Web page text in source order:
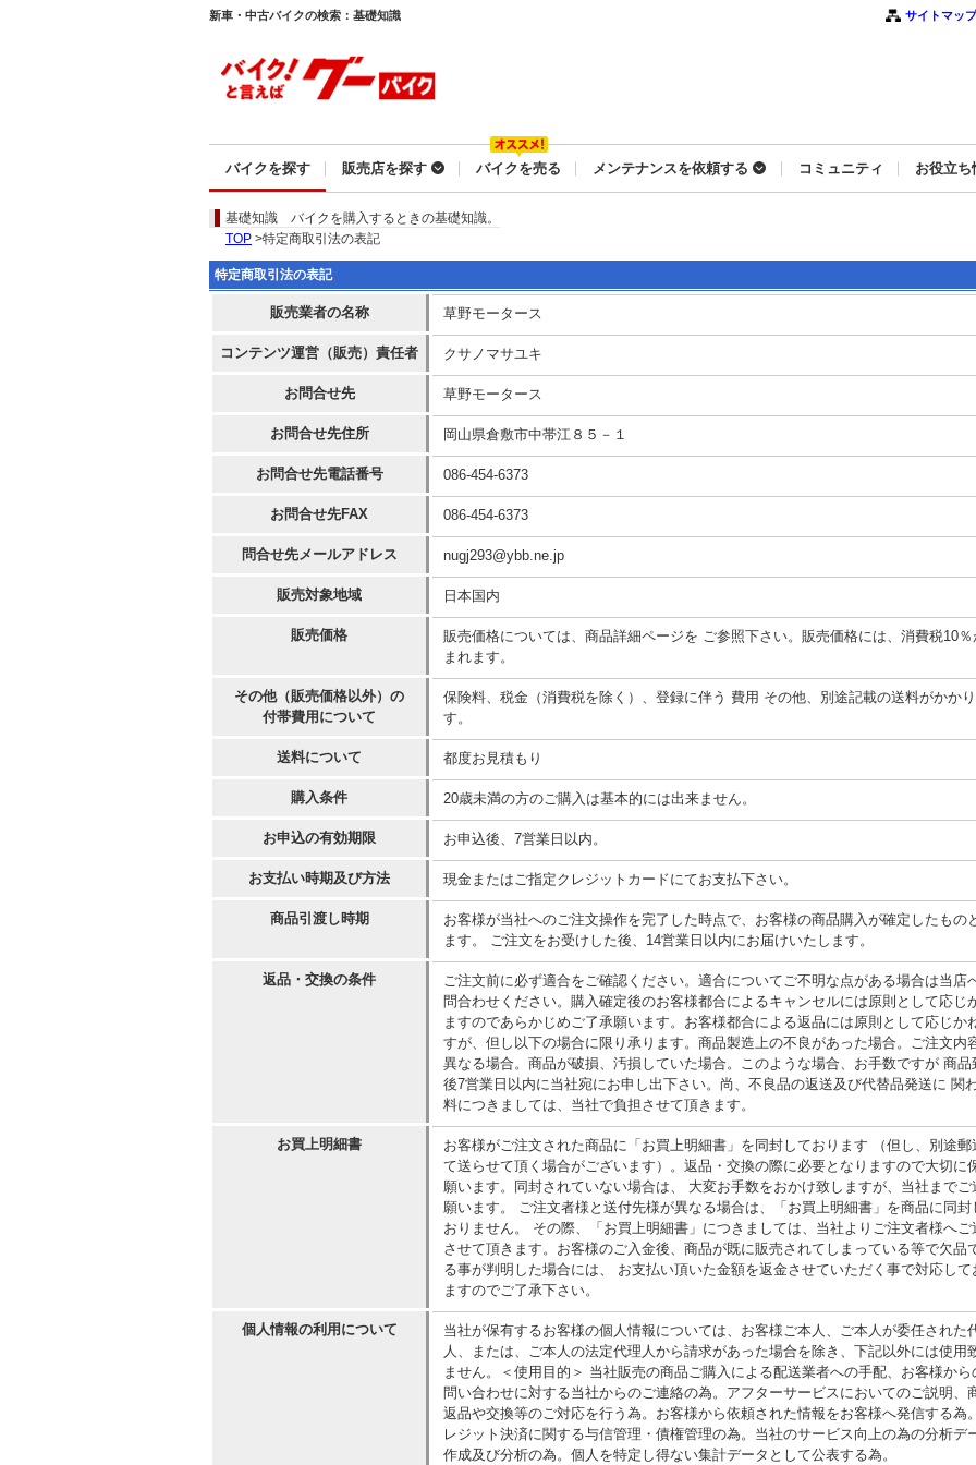
新車・中古バイクの検索：基礎知識 サイトマップ
バイクを探す 販売店を探す バイクを売る メンテナンスを依頼する コミュニティ お役立ち
基礎知識 バイクを購入するときの基礎知識。
TOP >特定商取引法の表記
特定商取引法の表記
販売業者の名称 草野モータース
コンテンツ運営（販売）責任者 クサノマサユキ
お問合せ先 草野モータース
お問合せ先住所 岡山県倉敷市中帯江８５－１
お問合せ先電話番号 086-454-6373
お問合せ先FAX 086-454-6373
問合せ先メールアドレス nugj293@ybb.ne.jp
販売対象地域 日本国内
販売価格
販売価格については、商品詳細ページを ご参照下さい。販売価格には、消費税10％
まれます。
その他（販売価格以外）の
付帯費用について
保険料、税金（消費税を除く）、登録に伴う 費用 その他、別途記載の送料がかかり
す。
送料について 都度お見積もり
購入条件 20歳未満の方のご購入は基本的には出来ません。
お申込の有効期限 お申込後、7営業日以内。
お支払い時期及び方法 現金またはご指定クレジットカードにてお支払下さい。
商品引渡し時期
お客様が当社へのご注文操作を完了した時点で、お客様の商品購入が確定したもの
ます。 ご注文をお受けした後、14営業日以内にお届けいたします。
返品・交換の条件
ご注文前に必ず適合をご確認ください。適合についてご不明な点がある場合は当店
問合わせください。購入確定後のお客様都合によるキャンセルには原則として応じ
ますのであらかじめご了承願います。お客様都合による返品には原則として応じか
すが、但し以下の場合に限り承ります。商品製造上の不良があった場合。ご注文内
異なる場合。商品が破損、汚損していた場合。このような場合、お手数ですが 商品
後7営業日以内に当社宛にお申し出下さい。尚、不良品の返送及び代替品発送に 関
料につきましては、当社で負担させて頂きます。
お買上明細書
お客様がご注文された商品に「お買上明細書」を同封しております （但し、別途郵
て送らせて頂く場合がございます）。返品・交換の際に必要となりますので大切に
願います。同封されていない場合は、 大変お手数をおかけ致しますが、当社までご
願います。 ご注文者様と送付先様が異なる場合は、「お買上明細書」を商品に同封
おりません。 その際、「お買上明細書」につきましては、当社よりご注文者様へご
させて頂きます。お客様のご入金後、商品が既に販売されてしまっている等で欠品
る事が判明した場合には、 お支払い頂いた金額を返金させていただく事で対応して
ますのでご了承下さい。
個人情報の利用について
当社が保有するお客様の個人情報については、お客様ご本人、ご本人が委任された
人、または、ご本人の法定代理人から請求があった場合を除き、下記以外には使用
ません。＜使用目的＞ 当社販売の商品ご購入による配送業者への手配、お客様から
問い合わせに対する当社からのご連絡の為。アフターサービスにおいてのご説明、
返品や交換等のご対応を行う為。お客様から依頼された情報をお客様へ発信する為
レジット決済に関する与信管理・債権管理の為。当社のサービス向上の為の分析デ
作成及び分析の為。個人を特定し得ない集計データとして公表する為。